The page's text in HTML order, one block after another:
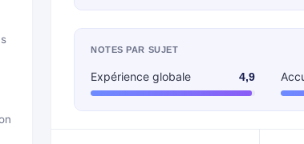
NOTES PAR SUJET
Expérience globale 4,9